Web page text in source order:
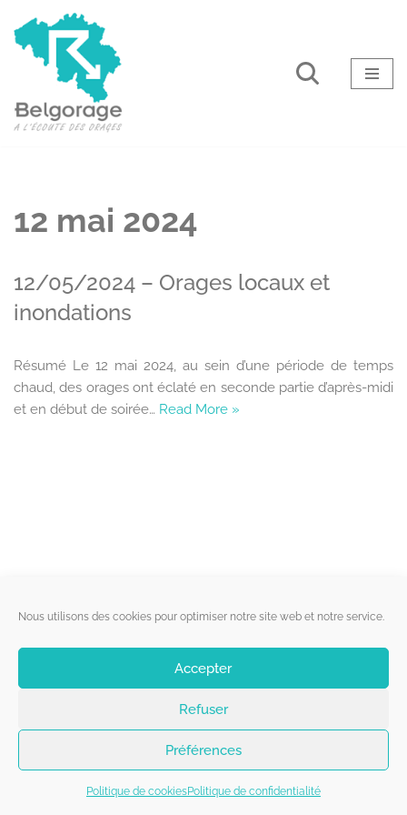
Nous utilisons des cookies pour optimiser notre site web et notre service.
Accepter
Refuser
Préférences
Politique de cookiesPolitique de confidentialité
Aller
12 mai 2024
12/05/2024 – Orages locaux et
inondations
Résumé Le 12 mai 2024, au sein d’une période de temps
chaud, des orages ont éclaté en seconde partie d’après-midi
et en début de soirée… Read More »
Liens utiles
Qui sommes-nous ?
Politique de cookies
Copyright 2026 - Belgorage